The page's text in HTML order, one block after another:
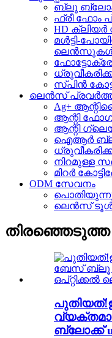
ബ്ലൂ
ഫ്രീ ഫോം
HD
മൾട്ടി-
സ്പിൻ
ലെൻസ്
Ag+
ആന്റി
ആന്റി
ഐആർ ബ്ലൂ
നിറമുള്ള
മിറർ
ODM സേവനം
ലെൻസ്
തിരഞ്ഞെടുത്ത
ബ്ലോക്ക്